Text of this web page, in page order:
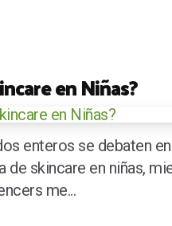
en Niñas?
enteros se debaten
de skincare en niñas,
me...